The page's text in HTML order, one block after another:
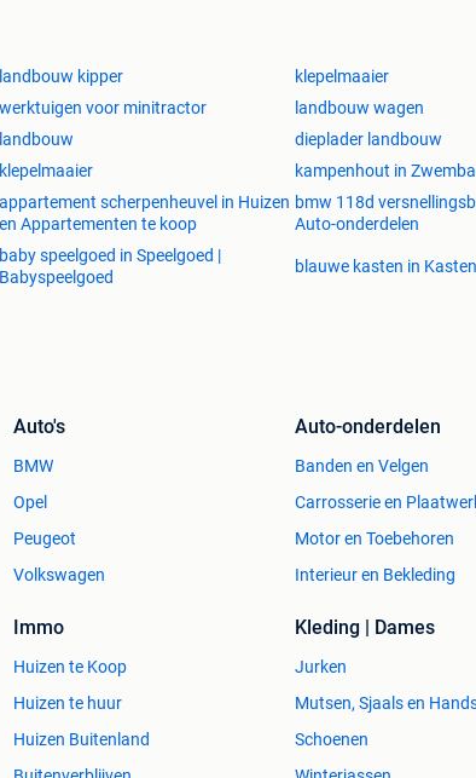
landbouw kipper klepelmaaier
werktuigen voor minitractor landbouw wagen
landbouw dieplader landbouw
klepelmaaier kampenhout in
appartement scherpenheuvel in Huizen
en Appartementen te koop
bmw 118d
Auto-onderdelen
baby speelgoed in Speelgoed |
Babyspeelgoed
blauwe kasten in
Auto's
BMW
Opel
Peugeot
Volkswagen
Auto-onderdelen
Banden en Velgen
Carrosserie en
Motor en Toebehoren
Interieur en Bekleding
Immo
Huizen te Koop
Huizen te huur
Huizen Buitenland
Kleding | Dames
Jurken
Mutsen, Sjaals en
Schoenen